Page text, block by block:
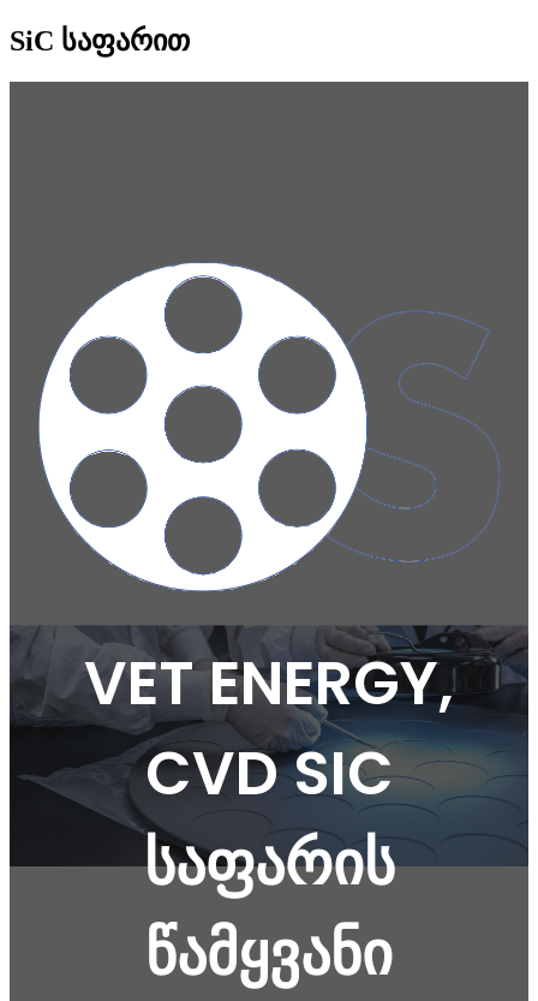
SiC საფარით
VET ENERGY,
CVD SIC
საფარის
წამყვანი